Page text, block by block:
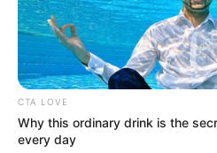
CTA LOVE
Why this ordinary drink is the
every day